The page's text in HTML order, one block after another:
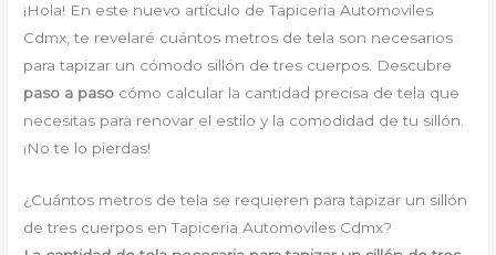
¡Hola! En este nuevo artículo de Tapiceria Automoviles
Cdmx, te revelaré cuántos metros de tela son necesarios
para tapizar un cómodo sillón de tres cuerpos. Descubre
paso a paso cómo calcular la cantidad precisa de tela que
necesitas para renovar el estilo y la comodidad de tu sillón.
¡No te lo pierdas!
¿Cuántos metros de tela se requieren para tapizar un sillón
de tres cuerpos en Tapiceria Automoviles Cdmx?